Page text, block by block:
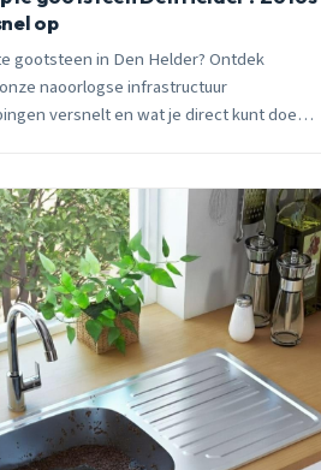
op
gootsteen in Den Helder? Ontdek
naoorlogse infrastructuur
versnelt en wat je direct kunt doen.